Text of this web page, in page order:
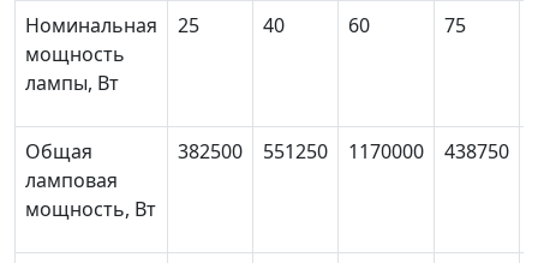
Номинальная
мощность
лампы, Вт
25 40 60 75
Общая
ламповая
мощность, Вт
382500 551250 1170000 438750